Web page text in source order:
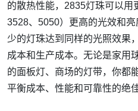
的散热性能，2835灯珠可以用
3528、5050）更高的光效和
少的灯珠达到同样的光照效果
成本和生产成本。无论是家用
的面板灯、商场的灯带，你都
平衡成本、性能和可靠性的绝